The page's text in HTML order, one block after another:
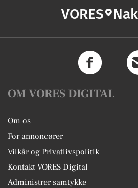
VORES
OM VORES DIGITAL
Om os
For annoncører
Vilkår og Privatlivspolitik
Kontakt VORES Digital
Administrer samtykke